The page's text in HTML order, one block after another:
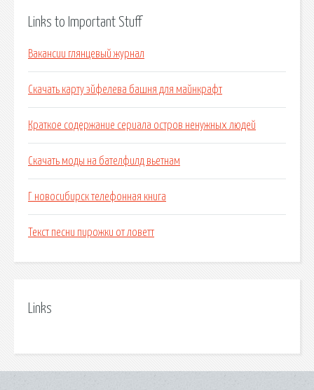
Links to Important Stuff
Вакансии глянцевый журнал
Скачать карту эйфелева башня для майнкрафт
Краткое содержание сериала остров ненужных людей
Скачать моды на бателфилд вьетнам
Г новосибирск телефонная книга
Текст песни пирожки от ловетт
Links